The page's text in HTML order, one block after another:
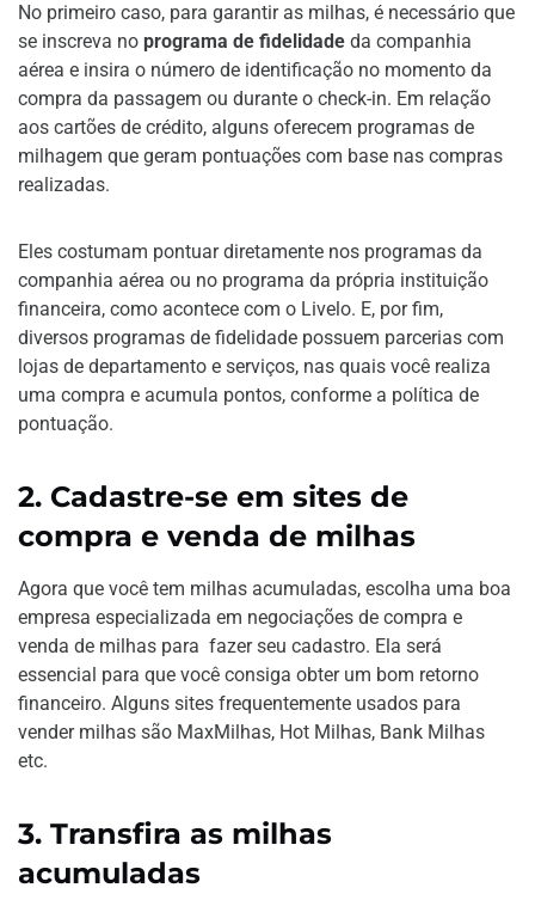
No primeiro caso, para garantir as milhas, é necessário que
se inscreva no programa de fidelidade da companhia
aérea e insira o número de identificação no momento da
compra da passagem ou durante o check-in. Em relação
aos cartões de crédito, alguns oferecem programas de
milhagem que geram pontuações com base nas compras
realizadas.
Eles costumam pontuar diretamente nos programas da
companhia aérea ou no programa da própria instituição
financeira, como acontece com o Livelo. E, por fim,
diversos programas de fidelidade possuem parcerias com
lojas de departamento e serviços, nas quais você realiza
uma compra e acumula pontos, conforme a política de
pontuação.
2. Cadastre-se em sites de
compra e venda de milhas
Agora que você tem milhas acumuladas, escolha uma boa
empresa especializada em negociações de compra e
venda de milhas para fazer seu cadastro. Ela será
essencial para que você consiga obter um bom retorno
financeiro. Alguns sites frequentemente usados para
vender milhas são MaxMilhas, Hot Milhas, Bank Milhas
etc.
3. Transfira as milhas
acumuladas